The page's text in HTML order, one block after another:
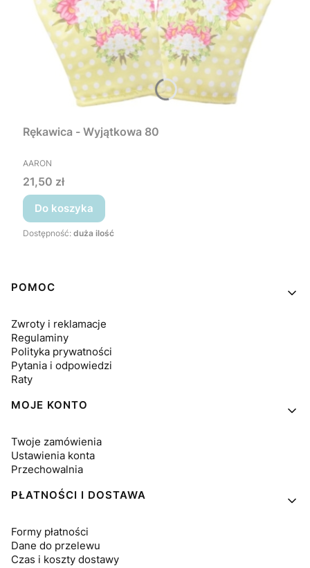
Rękawica - Wyjątkowa 80
PRODUCENT
AARON
Cena
21,50 zł
Do koszyka
Dostępność: duża ilość
Linki w stopce
POMOC
Zwroty i reklamacje
Regulaminy
Polityka prywatności
Pytania i odpowiedzi
Raty
MOJE KONTO
Twoje zamówienia
Ustawienia konta
Przechowalnia
PŁATNOŚCI I DOSTAWA
Formy płatności
Dane do przelewu
Czas i koszty dostawy